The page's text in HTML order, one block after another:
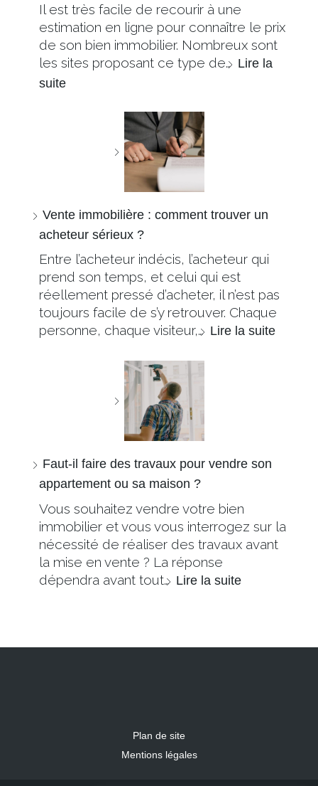
Il est très facile de recourir à une
estimation en ligne pour connaître le prix
de son bien immobilier. Nombreux sont
les sites proposant ce type de… Lire la
suite
Vente immobilière : comment trouver un
acheteur sérieux ?
Entre l’acheteur indécis, l’acheteur qui
prend son temps, et celui qui est
réellement pressé d’acheter, il n’est pas
toujours facile de s’y retrouver. Chaque
personne, chaque visiteur,… Lire la suite
Faut-il faire des travaux pour vendre son
appartement ou sa maison ?
Vous souhaitez vendre votre bien
immobilier et vous vous interrogez sur la
nécessité de réaliser des travaux avant
la mise en vente ? La réponse
dépendra avant tout… Lire la suite
Plan de site
Mentions légales